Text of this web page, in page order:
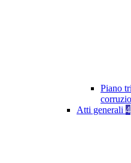
Piano
Atti generali 4